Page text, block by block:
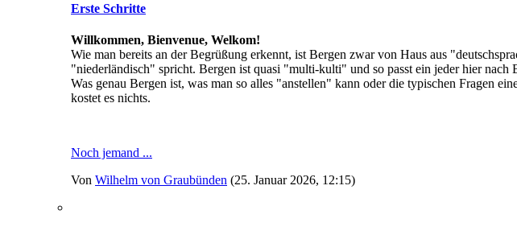
Erste Schritte
Willkommen, Bienvenue, Welkom!
Wie man bereits an der Begrüßung erkennt, ist Bergen zwar von Haus aus
"niederländisch" spricht. Bergen ist quasi "multi-kulti" und so passt ein jeder hier nach
Was genau Bergen ist, was man so alles "anstellen" kann oder die typischen Fragen
kostet es nichts.
Noch jemand ...
Von Wilhelm von Graubünden (25. Januar 2026, 12:15)